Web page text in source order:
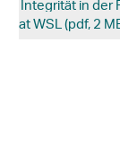
Integrität in der
at WSL (pdf, 2